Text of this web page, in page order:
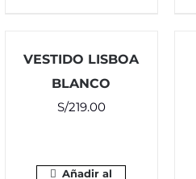
VESTIDO LISBOA
BLANCO
S/219.00
Añadir al